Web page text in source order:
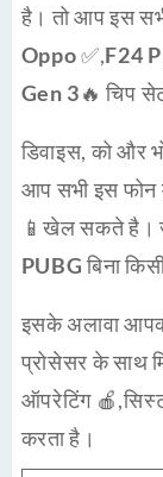
है। तो आप इस
Oppo ✅,F24
Gen 3🔥चिप
डिवाइस, को और
आप सभी इस फोन
📱खेल सकते
PUBGबिना
इसके अलावा
प्रोसेसर के साथ
ऑपरेटिंग
करता है।